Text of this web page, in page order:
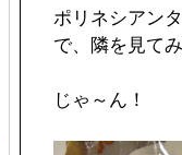
ポリネシアン
で、隣を見て
じゃ～ん！